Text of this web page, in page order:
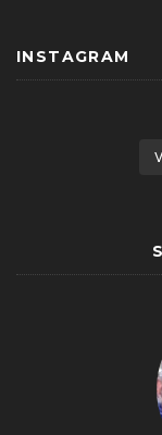
INSTAGRAM